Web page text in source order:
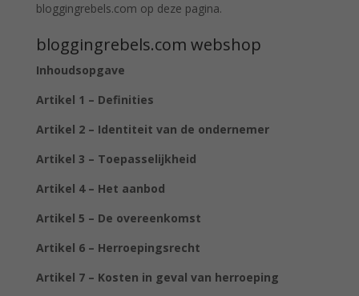
bloggingrebels.com op deze pagina.
bloggingrebels.com webshop
Inhoudsopgave
Artikel 1 – Definities
Artikel 2 – Identiteit van de ondernemer
Artikel 3 – Toepasselijkheid
Artikel 4 – Het aanbod
Artikel 5 – De overeenkomst
Artikel 6 – Herroepingsrecht
Artikel 7 – Kosten in geval van herroeping